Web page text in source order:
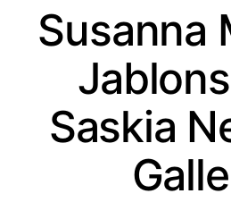
Susanna
Saskia